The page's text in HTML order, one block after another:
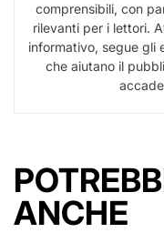
comprensibili, con
rilevanti per i lettori.
informativo, segue gli
che aiutano il
ANCHE